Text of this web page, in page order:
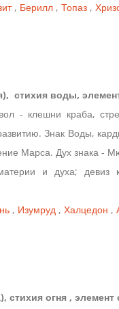
, Берилл , Топаз ,
стихия воды,
- клешни краба,
Знак Воды,
Марса. Дух знака -
материи и духа;
, Изумруд , Халцедон ,
стихия огня ,